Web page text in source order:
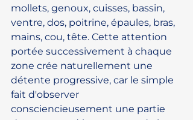
mollets, genoux, cuisses, bassin,
ventre, dos, poitrine, épaules, bras,
mains, cou, tête. Cette attention
portée successivement à chaque
zone crée naturellement une
détente progressive, car le simple
fait d'observer
consciencieusement une partie